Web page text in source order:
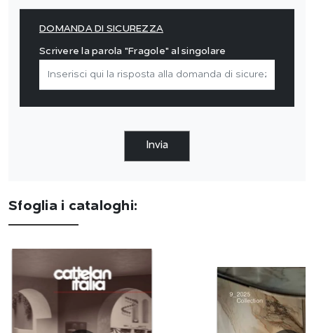
DOMANDA DI SICUREZZA
Scrivere la parola "Fragole" al singolare
Invia
Sfoglia i cataloghi: